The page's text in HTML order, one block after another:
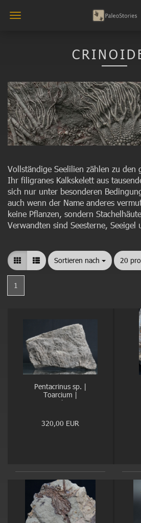
Vollständige Seelilien zählen zu den
Ihr filigranes Kalkskelett aus
sich nur unter besonderen
auch wenn der Name anderes
keine Pflanzen, sondern
Verwandten sind Seesterne, Seeigel
Sortieren nach
Sortieren nach 20
pro
1
Pentacrinus sp. |
Toarcium |
Dotternhausen
320,00 EUR